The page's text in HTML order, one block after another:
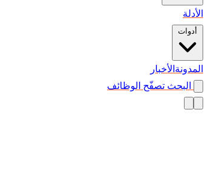
الأدلة
أدوات
المدونة الأخبار
البحث تصفّح الوظائف